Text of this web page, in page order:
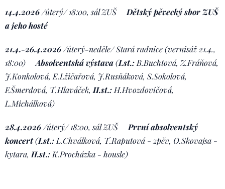
14.4.2026/úterý/ 18:00, sál ZUŠ Dětský pěvecký sbor ZUŠ
a jeho hosté
21.4.-26.4.2026/úterý-neděle/ Stará radnice (vernisáž 21.4.,
18:00) Absolventská výstava(I.st.: B.Buchtová, Z.Fráňová,
J.Konkolová, E.Lžičařová, J.Rusňáková, S.Sokolová,
F.Šmerdová, T.Hlaváček, II.st.: H.Hvozdovičová,
L.Michálková)
28.4.2026/úterý/ 18:00, sál ZUŠ První absolventský
koncert(I.st.: L.Chválková, T.Raputová - zpěv, O.Skovajsa -
kytara, II.st.: K.Procházka - housle)